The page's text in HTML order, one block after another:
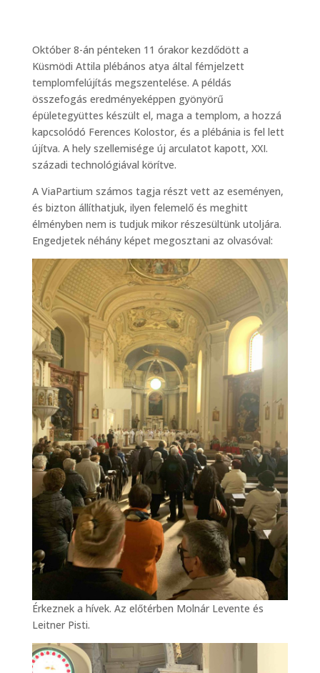
Október 8-án pénteken 11 órakor kezdődött a
Küsmödi Attila plébános atya által fémjelzett
templomfelújítás megszentelése. A példás
összefogás eredményeképpen gyönyörű
épületegyüttes készült el, maga a templom, a hozzá
kapcsolódó Ferences Kolostor, és a plébánia is fel lett
újítva. A hely szellemisége új arculatot kapott, XXI.
századi technológiával körítve.
A ViaPartium számos tagja részt vett az eseményen,
és bizton állíthatjuk, ilyen felemelő és meghitt
élményben nem is tudjuk mikor részesültünk utoljára.
Engedjetek néhány képet megosztani az olvasóval:
Érkeznek a hívek. Az előtérben Molnár Levente és
Leitner Pisti.